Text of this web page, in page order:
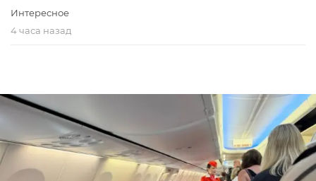
Интересное
4 часа назад